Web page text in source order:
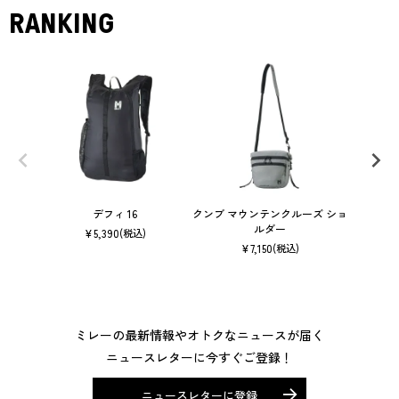
RANKING
デフィ 16
¥5,390(税込)
クンブ マウンテンクルーズ ショ
ルダー
¥7,150(税込)
ミレーの最新情報やオトクなニュースが届く
ニュースレターに今すぐご登録！
ニュースレターに登録